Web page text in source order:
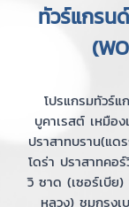
ทัวร์แกรน
โปรแกรมทัวร์
บูคาเรสต์ เหมือ
ปราสาทบราน(แ
โดร่า ปราสาทคอ
วิ ซาด (เซอร์เบีย)
หลวง) ชมกรุงเ